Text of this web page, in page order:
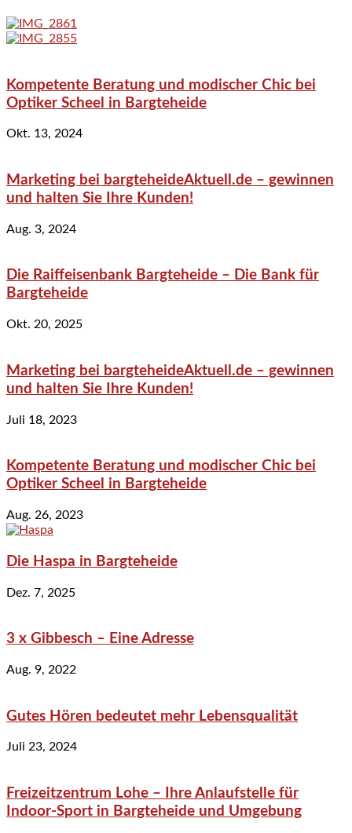
Kompetente Beratung und modischer Chic bei
Optiker Scheel in Bargteheide
Okt. 13, 2024
Marketing bei bargteheideAktuell.de – gewinnen
und halten Sie Ihre Kunden!
Aug. 3, 2024
Die Raiffeisenbank Bargteheide – Die Bank für
Bargteheide
Okt. 20, 2025
Marketing bei bargteheideAktuell.de – gewinnen
und halten Sie Ihre Kunden!
Juli 18, 2023
Kompetente Beratung und modischer Chic bei
Optiker Scheel in Bargteheide
Aug. 26, 2023
Die Haspa in Bargteheide
Dez. 7, 2025
3 x Gibbesch – Eine Adresse
Aug. 9, 2022
Gutes Hören bedeutet mehr Lebensqualität
Juli 23, 2024
Freizeitzentrum Lohe – Ihre Anlaufstelle für
Indoor-Sport in Bargteheide und Umgebung